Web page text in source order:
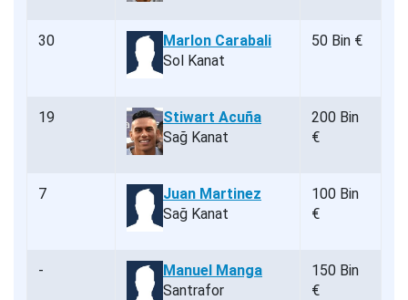
30
Marlon Carabali
Sol Kanat
50 Bin €
19
Stiwart Acuña
Sağ Kanat
200 Bin
€
7
Juan Martinez
Sağ Kanat
100 Bin
€
-
Manuel Manga
Santrafor
150 Bin
€